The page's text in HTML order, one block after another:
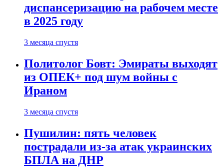
диспансеризацию на рабочем месте
в 2025 году
3 месяца спустя
Политолог Бовт: Эмираты выходят
из ОПЕК+ под шум войны с
Ираном
3 месяца спустя
Пушилин: пять человек
пострадали из-за атак украинских
БПЛА на ДНР